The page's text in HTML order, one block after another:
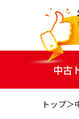
中古
トップ